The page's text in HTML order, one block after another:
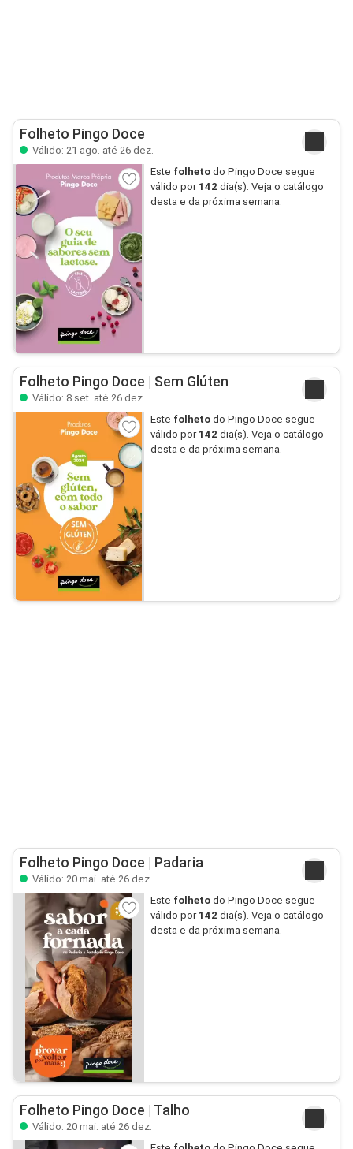
Folheto Pingo Doce
Válido: 21 ago. até 26 dez.
Este folhetodo Pingo Doce segue
válido por 142 dia(s). Veja o catálogo
desta e da próxima semana.
Folheto Pingo Doce | Sem Glúten
Válido: 8 set. até 26 dez.
Este folhetodo Pingo Doce segue
válido por 142 dia(s). Veja o catálogo
desta e da próxima semana.
Folheto Pingo Doce | Padaria
Válido: 20 mai. até 26 dez.
Este folhetodo Pingo Doce segue
válido por 142 dia(s). Veja o catálogo
desta e da próxima semana.
Folheto Pingo Doce | Talho
Válido: 20 mai. até 26 dez.